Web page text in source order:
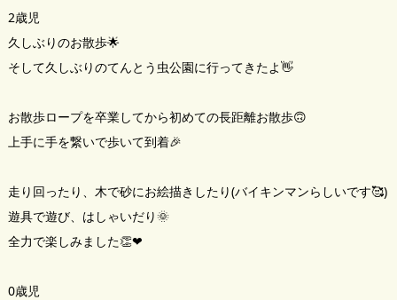
2歳児
久しぶりのお散歩🌟
そして久しぶりのてんとう虫公園に行ってきたよ👋
お散歩ロープを卒業してから初めての長距離お散歩🙃
上手に手を繋いで歩いて到着🎉
走り回ったり、木で砂にお絵描きしたり(バイキンマンらしいです🥰)
遊具で遊び、はしゃいだり🌞
全力で楽しみました👏❤
0歳児